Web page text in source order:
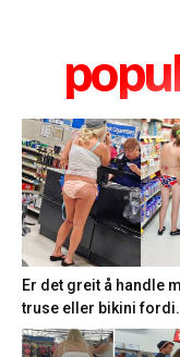
Er det greit å handle
truse eller bikini